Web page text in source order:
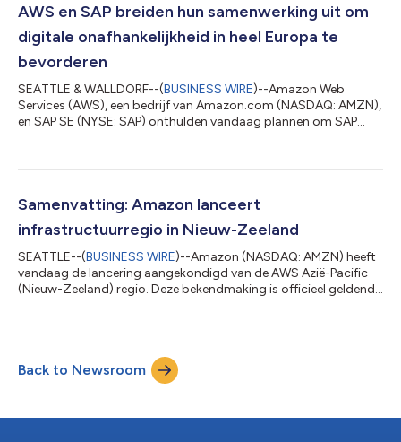
als een 'AI Zone,' in Riyadh. Als onderdeel van de uitgebreide
AWS en SAP breiden hun samenwerking uit om
digitale onafhankelijkheid in heel Europa te
bevorderen
SEATTLE & WALLDORF--(BUSINESS WIRE)--Amazon Web
Services (AWS), een bedrijf van Amazon.com (NASDAQ: AMZN),
en SAP SE (NYSE: SAP) onthulden vandaag plannen om SAP
cloud voor Europa gesteund door een geplande investering van
het langlopende partnerschap tussen deze bedrijven en op
SAP’s omvattende nieuwe benadering van digitale...
Samenvatting: Amazon lanceert
infrastructuurregio in Nieuw-Zeeland
SEATTLE--(BUSINESS WIRE)--Amazon (NASDAQ: AMZN) heeft
vandaag de lancering aangekondigd van de AWS Azië-Pacific
(Nieuw-Zeeland) regio. Deze bekendmaking is officieel geldend
Back to Newsroom